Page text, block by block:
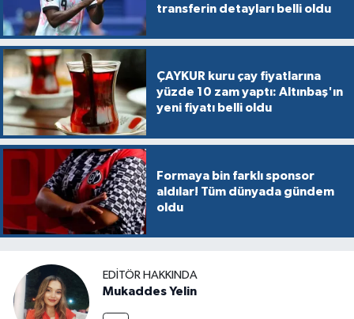
transferin detayları belli oldu
ÇAYKUR kuru çay fiyatlarına
yüzde 10 zam yaptı: Altınbaş'ın
yeni fiyatı belli oldu
Formaya bin farklı sponsor
aldılar! Tüm dünyada gündem
oldu
EDITÖR HAKKINDA
Mukaddes Yelin